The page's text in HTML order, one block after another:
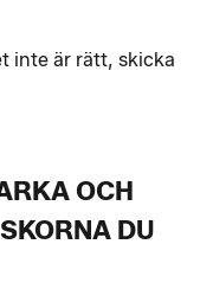
inte är rätt, skicka
OCH
DU